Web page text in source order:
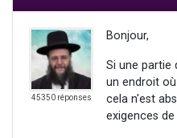
45350 réponses
Bonjour,
Si une partie
un endroit
cela n'est
exigences de